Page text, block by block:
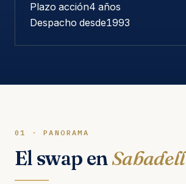
Plazo acción4 años
Despacho desde1993
01 · PANORAMA
El swap enSabadell